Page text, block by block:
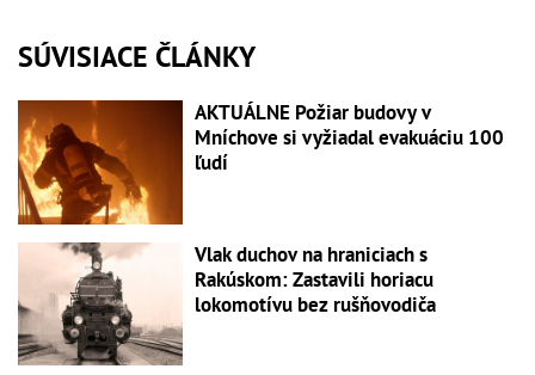
SÚVISIACE ČLÁNKY
AKTUÁLNE Požiar budovy v
Mníchove si vyžiadal evakuáciu 100
ľudí
Vlak duchov na hraniciach s
Rakúskom: Zastavili horiacu
lokomotívu bez rušňovodiča